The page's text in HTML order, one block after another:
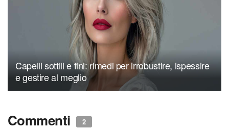
Capelli sottili e fini: rimedi per irrobustire, ispessire
e gestire al meglio
Commenti 2